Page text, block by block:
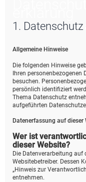
1.
Allgemeine Hinweise
Die folgenden Hinweise
Ihren personenbezogenen
besuchen.
persönlich identifiziert
Thema Datenschutz
aufgeführten
Datenerfassung auf dieser
Wer ist
dieser Website?
Die Datenverarbeitung auf
Websitebetreiber. Dessen
„Hinweis zur
entnehmen.